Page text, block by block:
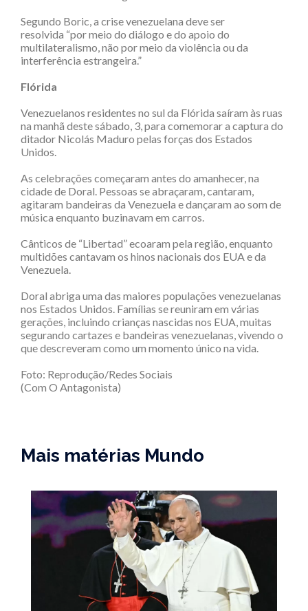
Segundo Boric, a crise venezuelana deve ser
resolvida “por meio do diálogo e do apoio do
multilateralismo, não por meio da violência ou da
interferência estrangeira.”
Flórida
Venezuelanos residentes no sul da Flórida saíram às ruas
na manhã deste sábado, 3, para comemorar a captura do
ditador Nicolás Maduro pelas forças dos Estados
Unidos.
As celebrações começaram antes do amanhecer, na
cidade de Doral. Pessoas se abraçaram, cantaram,
agitaram bandeiras da Venezuela e dançaram ao som de
música enquanto buzinavam em carros.
Cânticos de “Libertad” ecoaram pela região, enquanto
multidões cantavam os hinos nacionais dos EUA e da
Venezuela.
Doral abriga uma das maiores populações venezuelanas
nos Estados Unidos. Famílias se reuniram em várias
gerações, incluindo crianças nascidas nos EUA, muitas
segurando cartazes e bandeiras venezuelanas, vivendo o
que descreveram como um momento único na vida.
Foto: Reprodução/Redes Sociais
(Com O Antagonista)
Mais matérias Mundo